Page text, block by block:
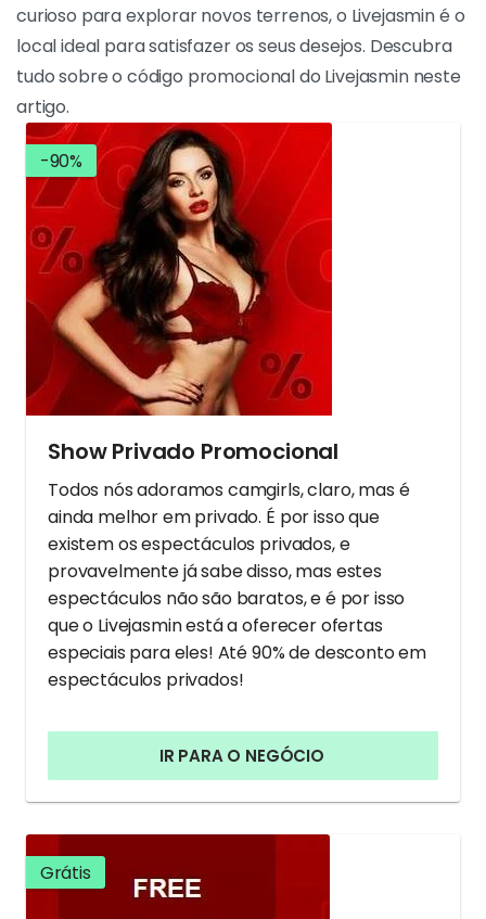
curioso para explorar novos terrenos, o Livejasmin é o
local ideal para satisfazer os seus desejos. Descubra
tudo sobre o código promocional do Livejasmin neste
artigo.
-90%
Show Privado Promocional
Todos nós adoramos camgirls, claro, mas é
ainda melhor em privado. É por isso que
existem os espectáculos privados, e
provavelmente já sabe disso, mas estes
espectáculos não são baratos, e é por isso
que o Livejasmin está a oferecer ofertas
especiais para eles! Até 90% de desconto em
espectáculos privados!
IR PARA O NEGÓCIO
Grátis